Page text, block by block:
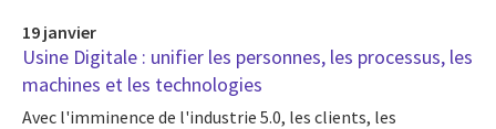
19 janvier
Usine Digitale : unifier les personnes, les processus, les
machines et les technologies
Avec l'imminence de l'industrie 5.0, les clients, les